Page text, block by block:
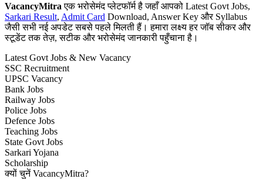
VacancyMitra एक भरोसेमंद प्लेटफॉर्म है जहाँ आपको Latest Govt Jobs,
Sarkari Result, Admit Card Download, Answer Key और Syllabus
जैसी सभी नई अपडेट सबसे पहले मिलती हैं। हमारा लक्ष्य हर जॉब सीकर और
स्टूडेंट तक तेज़, सटीक और भरोसेमंद जानकारी पहुँचाना है।
Latest Govt Jobs & New Vacancy
SSC Recruitment
UPSC Vacancy
Bank Jobs
Railway Jobs
Police Jobs
Defence Jobs
Teaching Jobs
State Govt Jobs
Sarkari Yojana
Scholarship
क्यों चुनें VacancyMitra?